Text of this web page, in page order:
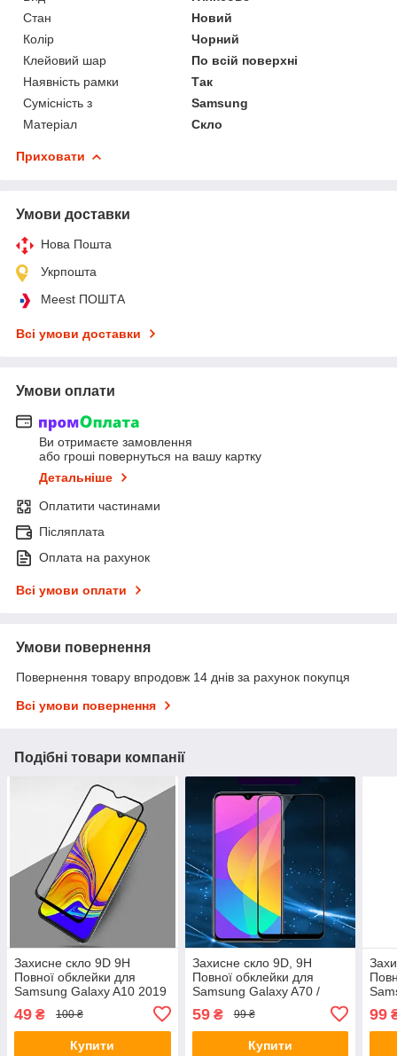
Стан
Новий
Колір
Чорний
Клейовий шар
По всій поверхні
Наявність рамки
Так
Сумісність з
Samsung
Матеріал
Скло
Приховати
Умови доставки
Нова Пошта
Укрпошта
Meest ПОШТА
Всі умови доставки
Умови оплати
Ви отримаєте замовлення
або гроші повернуться на вашу картку
Детальніше
Оплатити частинами
Післяплата
Оплата на рахунок
Всі умови оплати
Умови повернення
Повернення товару впродовж 14 днів за рахунок покупця
Всі умови повернення
Подібні товари компанії
Захисне скло 9D 9H
Повної обклейки для
Samsung Galaxy A10 2019
49 ₴ 100 ₴
Купити
Захисне скло 9D, 9H
Повної обклейки для
Samsung Galaxy A70 /
59₴ 99 ₴
Купити
99